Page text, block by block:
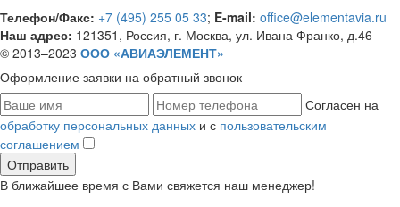
Телефон/Факс: +7 (495) 255 05 33; E-mail: office@elementavia.ru
Наш адрес: 121351, Россия, г. Москва, ул. Ивана Франко, д.46
© 2013–2023 ООО «АВИАЭЛЕМЕНТ»
Оформление заявки на обратный звонок
Согласен на
обработку персональных данных и с пользовательским
соглашением
В ближайшее время с Вами свяжется наш менеджер!